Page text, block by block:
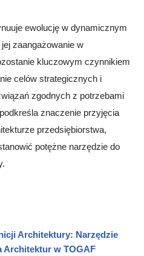
ewolucję w dynamicznym
zaangażowanie w
kluczowym czynnikiem
celów strategicznych i
zgodnych z potrzebami
znaczenie przyjęcia
przedsiębiorstwa,
potężne narzędzie do
Architektury: Narzędzie
Architektur w TOGAF